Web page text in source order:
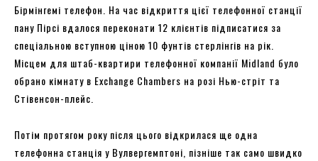
Бірмінгемі телефон. На час відкриття цієї телефонної станції
пану Пірсі вдалося переконати 12 клієнтів підписатися за
спеціальною вступною ціною 10 фунтів стерлінгів на рік.
Місцем для штаб-квартири телефонної компанії Midland було
обрано кімнату в Exchange Chambers на розі Нью-стріт та
Стівенсон-плейс.
Потім протягом року після цього відкрилася ще одна
телефонна станція у Вулвергемптоні, пізніше так само швидко